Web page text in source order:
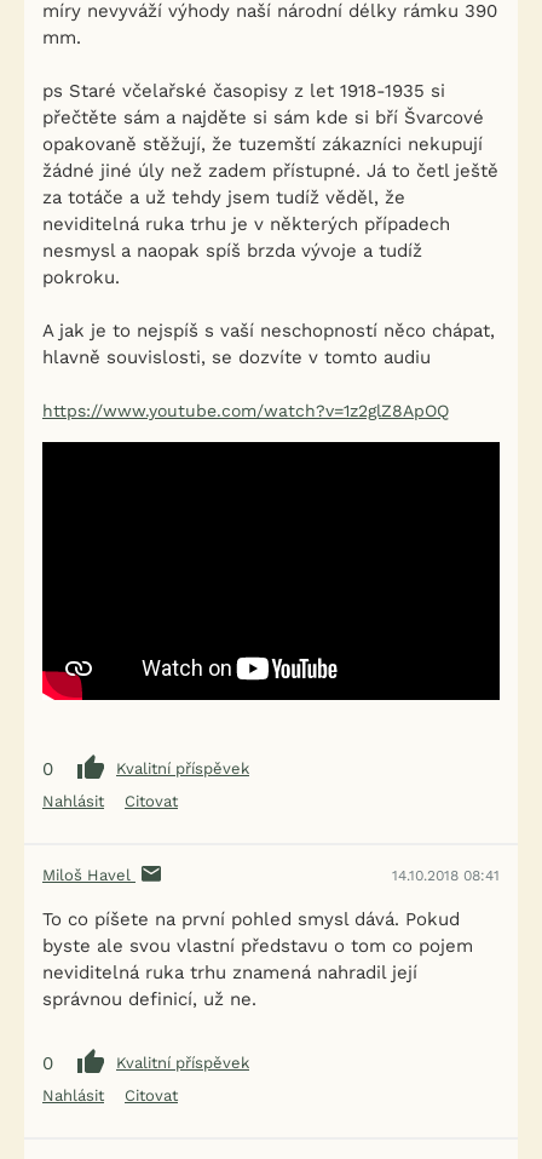
míry nevyváží výhody naší národní délky rámku 390
mm.
ps Staré včelařské časopisy z let 1918-1935 si
přečtěte sám a najděte si sám kde si bří Švarcové
opakovaně stěžují, že tuzemští zákazníci nekupují
žádné jiné úly než zadem přístupné. Já to četl ještě
za totáče a už tehdy jsem tudíž věděl, že
neviditelná ruka trhu je v některých případech
nesmysl a naopak spíš brzda vývoje a tudíž
pokroku.
A jak je to nejspíš s vaší neschopností něco chápat,
hlavně souvislosti, se dozvíte v tomto audiu
https://www.youtube.com/watch?v=1z2glZ8ApOQ
0
Kvalitní příspěvek
Nahlásit
Citovat
Miloš Havel 14.10.2018 08:41
To co píšete na první pohled smysl dává. Pokud
byste ale svou vlastní představu o tom co pojem
neviditelná ruka trhu znamená nahradil její
správnou definicí, už ne.
0
Kvalitní příspěvek
Nahlásit
Citovat